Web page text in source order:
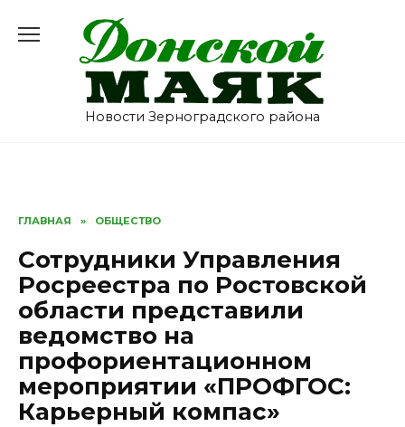
содержанию
Новости Зерноградского района
ГЛАВНАЯ » ОБЩЕСТВО
Сотрудники Управления
Росреестра по Ростовской
области представили
ведомство на
профориентационном
мероприятии «ПРОФГОС:
Карьерный компас»